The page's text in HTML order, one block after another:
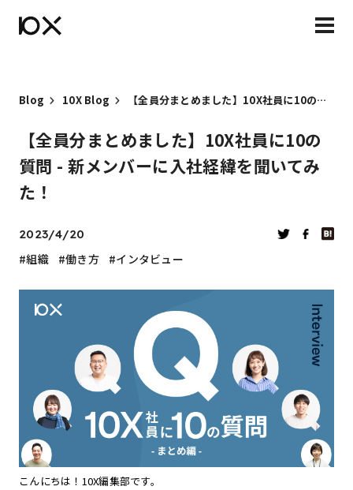
Blog 10X Blog 【全員分まとめました】10X社員に10の質問 - 新メンバーに入社経緯を聞いてみた！
【全員分まとめました】10X社員に10の
質問 - 新メンバーに入社経緯を聞いてみ
た！
2023/4/20
組織 働き方 インタビュー
こんにちは！10X編集部です。